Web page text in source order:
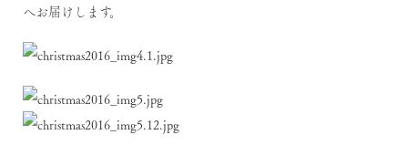
へお届けします。